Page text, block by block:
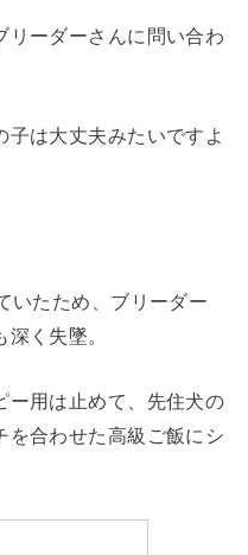
リーダーさんに問い合わ
子は大丈夫みたいですよ
いたため、ブリーダー
く失墜。
ー用は止めて、先住犬の
を合わせた高級ご飯にシ